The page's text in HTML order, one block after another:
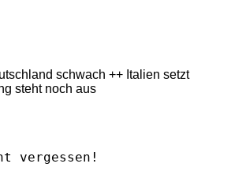
schwach ++ Italien setzt
steht noch aus
vergessen!